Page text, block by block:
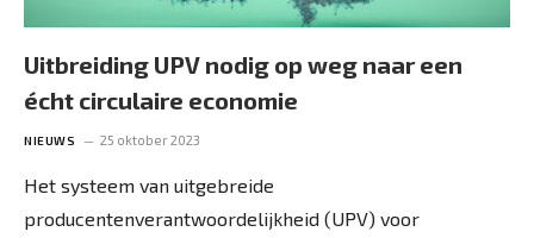
Uitbreiding UPV nodig op weg naar een
écht circulaire economie
NIEUWS 25 oktober 2023
Het systeem van uitgebreide
producentenverantwoordelijkheid (UPV) voor